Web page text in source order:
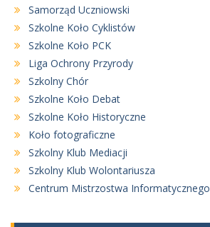
Samorząd Uczniowski
Szkolne Koło Cyklistów
Szkolne Koło PCK
Liga Ochrony Przyrody
Szkolny Chór
Szkolne Koło Debat
Szkolne Koło Historyczne
Koło fotograficzne
Szkolny Klub Mediacji
Szkolny Klub Wolontariusza
Centrum Mistrzostwa Informatycznego